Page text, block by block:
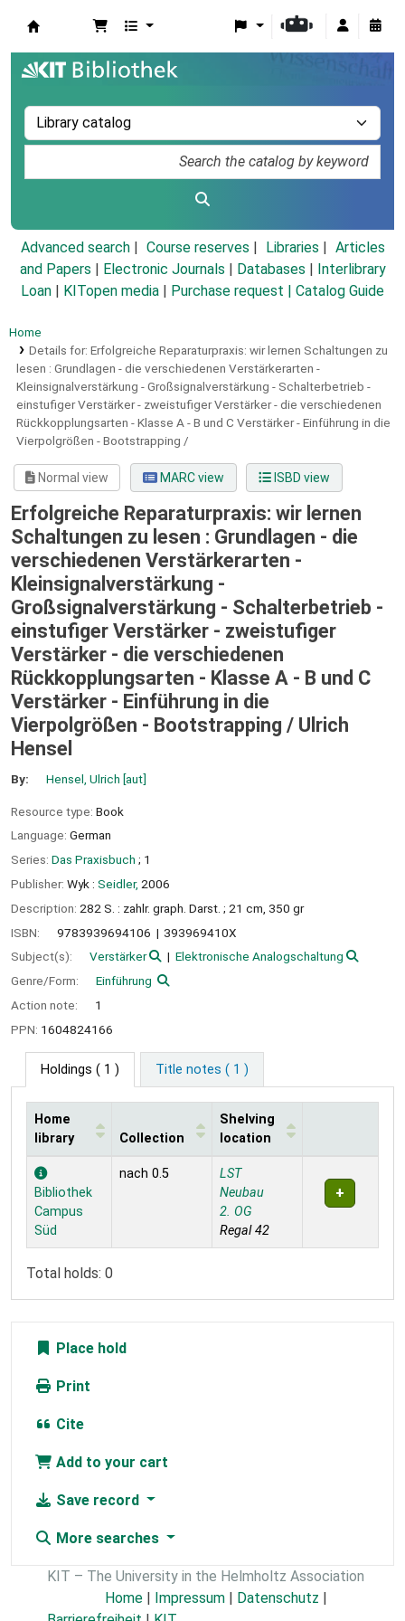
Advanced search Course reserves Libraries
Articles
and Papers
Electronic Journals Databases
Interlibrary
Loan
KITopen media Purchase request | Catalog Guide
Home
Details for: Erfolgreiche Reparaturpraxis: wir lernen Schaltungen zu
lesen : Grundlagen - die verschiedenen Verstärkerarten -
Kleinsignalverstärkung - Großsignalverstärkung - Schalterbetrieb -
einstufiger Verstärker - zweistufiger Verstärker - die verschiedenen
Rückkopplungsarten - Klasse A - B und C Verstärker - Einführung in die
Vierpolgrößen - Bootstrapping /
Normal view MARC view ISBD view
Erfolgreiche Reparaturpraxis: wir lernen
Schaltungen zu lesen : Grundlagen - die
verschiedenen Verstärkerarten -
Kleinsignalverstärkung -
Großsignalverstärkung - Schalterbetrieb -
einstufiger Verstärker - zweistufiger
Verstärker - die verschiedenen
Rückkopplungsarten - Klasse A - B und C
Verstärker - Einführung in die
Vierpolgrößen - Bootstrapping / Ulrich
Hensel
By: Hensel, Ulrich [aut]
Resource type: Book
Language: German
Series: Das Praxisbuch ; 1
Publisher: Wyk : Seidler, 2006
Description: 282 S. : zahlr. graph. Darst. ; 21 cm, 350 gr
ISBN:
9783939694106
393969410X
Subject(s):
Verstärker
Elektronische Analogschaltung
Genre/Form:
Einführung
Action note:
1
PPN: 1604824166
Holdings ( 1 ) Title notes ( 1 )
Holdings
Home
library
Collection
Shelving
location
Bibliothek
Campus
Süd
nach 0.5
LST
Neubau
2. OG
Regal 42
Total holds: 0
Place hold
Print
Cite
Add to your cart
Save record
More searches
KIT – The University in the Helmholtz Association
Home | Impressum | Datenschutz |